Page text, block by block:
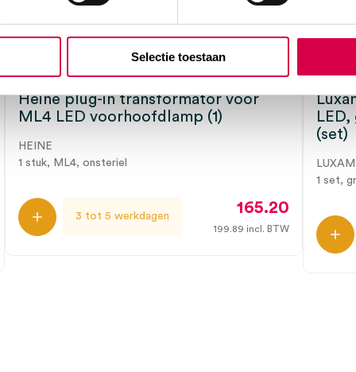
Selectie toestaan
Heine plug-in transformator voor
ML4 LED voorhoofdlamp (1)
HEINE
1 stuk, ML4, onsteriel
3 tot 5 werkdagen 165.20
199.89 incl. BTW
(set)
1 set,